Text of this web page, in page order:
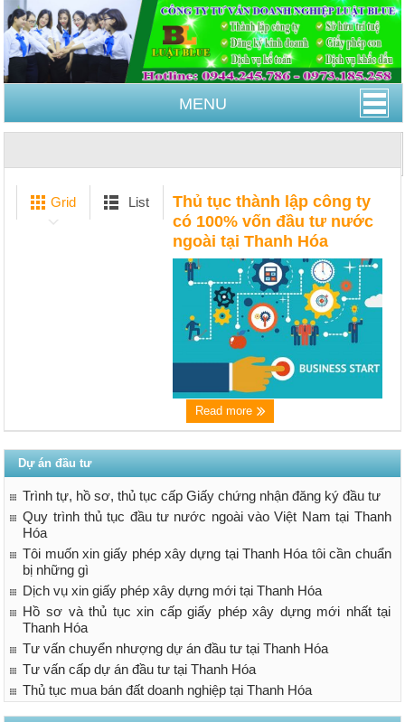
MENU
Grid List
Thủ tục thành lập công ty
có 100% vốn đầu tư nước
ngoài tại Thanh Hóa
Read more
Dự án đầu tư
Trình tự, hồ sơ, thủ tục cấp Giấy chứng nhận đăng ký đầu tư
Quy trình thủ tục đầu tư nước ngoài vào Việt Nam tại Thanh
Hóa
Tôi muốn xin giấy phép xây dựng tại Thanh Hóa tôi cần chuẩn
bị những gì
Dịch vụ xin giấy phép xây dựng mới tại Thanh Hóa
Hồ sơ và thủ tục xin cấp giấy phép xây dựng mới nhất tại
Thanh Hóa
Tư vấn chuyển nhượng dự án đầu tư tại Thanh Hóa
Tư vấn cấp dự án đầu tư tại Thanh Hóa
Thủ tục mua bán đất doanh nghiệp tại Thanh Hóa